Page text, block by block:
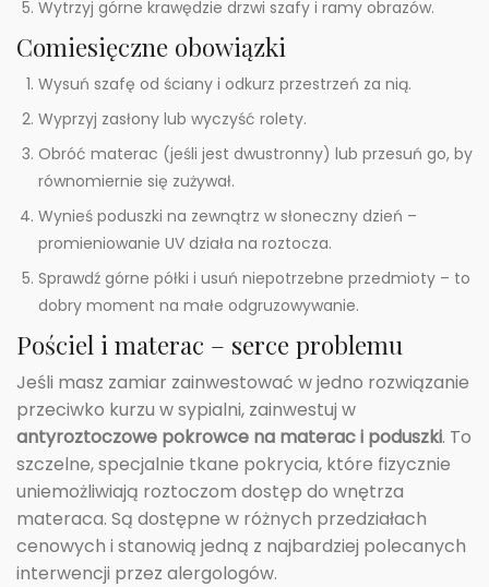
Wytrzyj górne krawędzie drzwi szafy i ramy obrazów.
Comiesięczne obowiązki
Wysuń szafę od ściany i odkurz przestrzeń za nią.
Wyprzyj zasłony lub wyczyść rolety.
Obróć materac (jeśli jest dwustronny) lub przesuń go, by
równomiernie się zużywał.
Wynieś poduszki na zewnątrz w słoneczny dzień –
promieniowanie UV działa na roztocza.
Sprawdź górne półki i usuń niepotrzebne przedmioty – to
dobry moment na małe odgruzowywanie.
Pościel i materac – serce problemu
Jeśli masz zamiar zainwestować w jedno rozwiązanie
przeciwko kurzu w sypialni, zainwestuj w
antyroztoczowe pokrowce na materac i poduszki. To
szczelne, specjalnie tkane pokrycia, które fizycznie
uniemożliwiają roztoczom dostęp do wnętrza
materaca. Są dostępne w różnych przedziałach
cenowych i stanowią jedną z najbardziej polecanych
interwencji przez alergologów.